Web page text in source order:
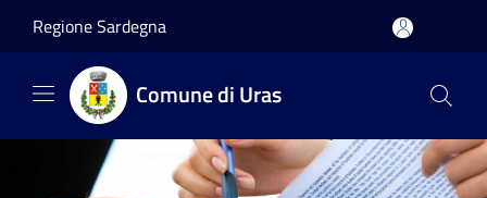
Regione Sardegna
Comune di Uras